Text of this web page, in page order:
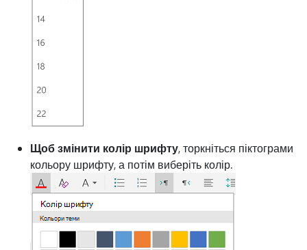
Щоб змінити колір шрифту, торкніться піктограми
кольору шрифту, а потім виберіть колір.